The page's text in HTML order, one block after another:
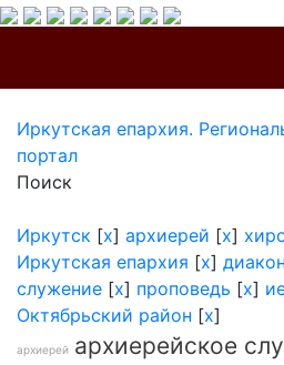
Иркутская епархия.
портал
Поиск
Иркутск [x] архиерей [x]
Иркутская епархия [x] диакон
служение [x] проповедь [x]
Октябрьский район [x]
архиерей архиерейское